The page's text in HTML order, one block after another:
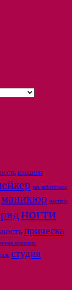
внешняя
как заботиться
маникюр мастера
ногти
прическа
женщина
студия